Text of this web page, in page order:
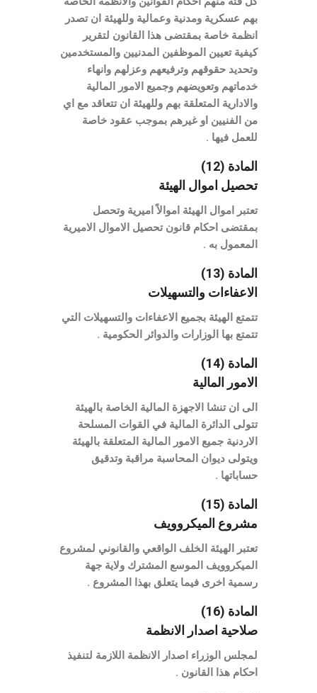
بهم عسكرية ومدنية وعمالية وللهيئة ان تصدر
انظمة خاصة بمقتضى هذا القانون لتقرير
كيفية تعيين الموظفين المدنيين والمستخدمين
وتحديد حقوقهم وترفيعهم وعزلهم وانهاء
خدماتهم وتعويضهم وجميع الامور المالية
والادارية المتعلقة بهم وللهيئة ان تتعاقد مع اي
من الفنيين او غيرهم بموجب عقود خاصة
للعمل فيها .
المادة (12)
تحصيل اموال الهيئة
تعتبر اموال الهيئة اموالاً اميرية وتحصل
بمقتضى احكام قانون تحصيل الاموال الاميرية
المعمول به .
المادة (13)
الاعفاءات والتسهيلات
تتمتع الهيئة بجميع الاعفاءات والتسهيلات التي
تتمتع بها الوزارات والدوائر الحكومية .
المادة (14)
الامور المالية
الى ان تنشا الاجهزة المالية الخاصة بالهيئة
تتولى الدائرة المالية في القوات المسلحة
الاردنية جميع الامور المالية المتعلقة بالهيئة
ويتولى ديوان المحاسبة مراقبة وتدقيق
حساباتها .
المادة (15)
مشروع الميكروويف
تعتبر الهيئة الخلف الواقعي والقانوني لمشروع
الميكروويف الموسع المشترك ولاية جهة
رسمية اخرى فيما يتعلق بهذا المشروع .
المادة (16)
صلاحية اصدار الانظمة
لمجلس الوزراء اصدار الانظمة اللازمة لتنفيذ
احكام هذا القانون .